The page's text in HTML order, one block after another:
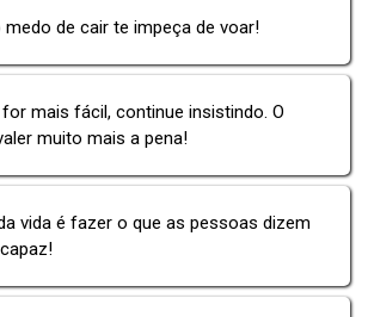
medo de cair te impeça de voar!
mais fácil, continue insistindo. O
muito mais a pena!
vida é fazer o que as pessoas dizem